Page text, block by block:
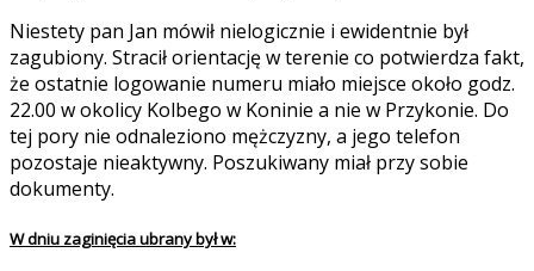
Niestety pan Jan mówił nielogicznie i ewidentnie był
zagubiony. Stracił orientację w terenie co potwierdza fakt,
że ostatnie logowanie numeru miało miejsce około godz.
22.00 w okolicy Kolbego w Koninie a nie w Przykonie. Do
tej pory nie odnaleziono mężczyzny, a jego telefon
pozostaje nieaktywny. Poszukiwany miał przy sobie
dokumenty.
W dniu zaginięcia ubrany był w: